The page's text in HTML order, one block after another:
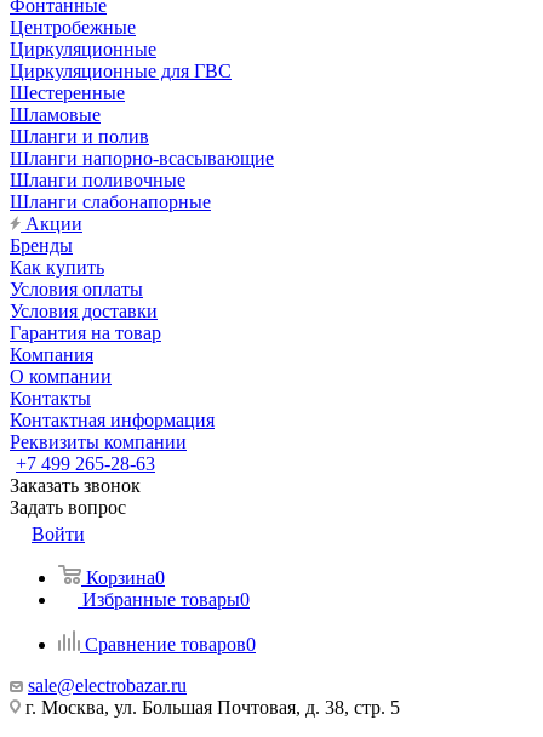
Фонтанные
Центробежные
Циркуляционные
Циркуляционные для ГВС
Шестеренные
Шламовые
Шланги и полив
Шланги напорно-всасывающие
Шланги поливочные
Шланги слабонапорные
Акции
Бренды
Как купить
Условия оплаты
Условия доставки
Гарантия на товар
Компания
О компании
Контакты
Контактная информация
Реквизиты компании
+7 499 265-28-63
Заказать звонок
Задать вопрос
Войти
Корзина0
Избранные товары0
Сравнение товаров0
sale@electrobazar.ru
г. Москва, ул. Большая Почтовая, д. 38, стр. 5